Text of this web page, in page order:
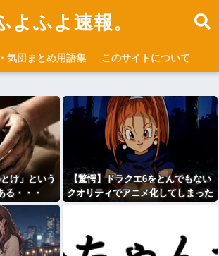
よふよ速報。
気団まとめ用語集 このサイトについて
け」という
る・・・
【驚愕】ドラクエ6をとんでもない
クオリティでアニメ化してしまった